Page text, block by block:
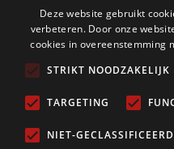
Beveiliging in Groot-Loon
Beveiliging in Grote-Brogel
Beveiliging in Grote-Spouwen
Deze website gebruikt
verbeteren. Door onze
cookies in overeenstemming
STRIKT NOODZAKELIJK
TARGETING
NIET-GECLASSIFICEERD